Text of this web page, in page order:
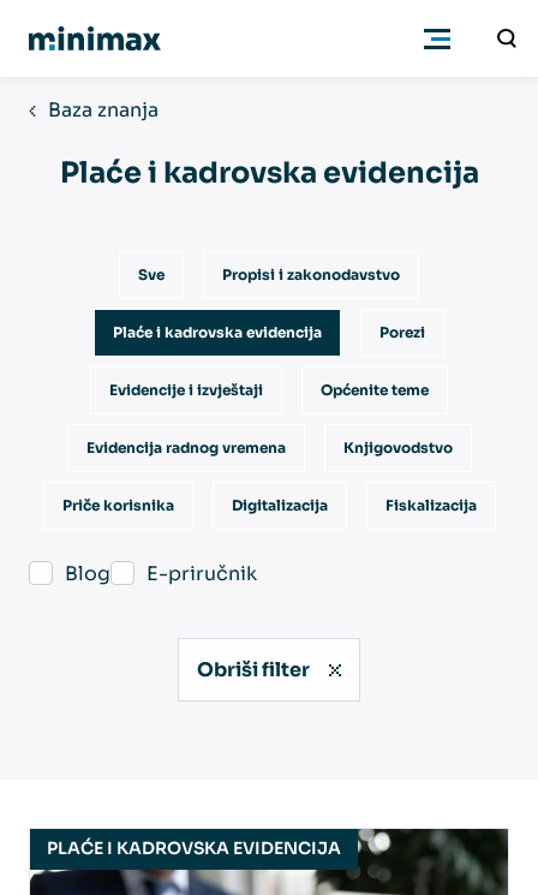
Podrška
Znanje
Baza znanja
Plaće i kadrovska evidencija
Sve Propisi i zakonodavstvo
Plaće i kadrovska evidencija Porezi
Evidencije i izvještaji Općenite teme
Evidencija radnog vremena Knjigovodstvo
Priče korisnika Digitalizacija Fiskalizacija
Blog E-priručnik
Obriši filter
PLAĆE I KADROVSKA EVIDENCIJA